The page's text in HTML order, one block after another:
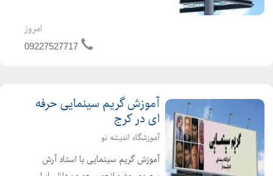
برگزاری دوره های پیشرفته بازیگری همراه
با کارگاه های ایده تا اجرا ارائه مدارک
امروز
09227527717
آموزش گریم سینمایی حرفه
ای در کرج
آموزشگاه اندیشه نو
آموزش گریم سینمایی با استاد آرش